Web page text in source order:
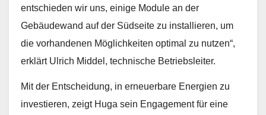
entschieden wir uns, einige Module an der
Gebäudewand auf der Südseite zu installieren, um
die vorhandenen Möglichkeiten optimal zu nutzen“,
erklärt Ulrich Middel, technische Betriebsleiter.
Mit der Entscheidung, in erneuerbare Energien zu
investieren, zeigt Huga sein Engagement für eine